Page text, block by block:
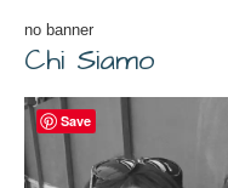
no banner
Chi Siamo
Save